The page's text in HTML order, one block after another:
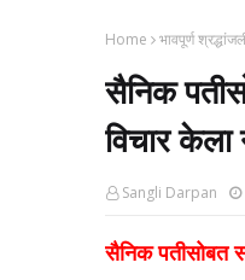
Home भावपूर्ण
सैनिक
विचार
Sangli Darpan
सैनिक पतीसोबत